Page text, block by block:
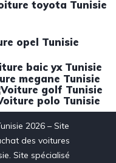
2026 – Site
des voitures
Site spécialisé